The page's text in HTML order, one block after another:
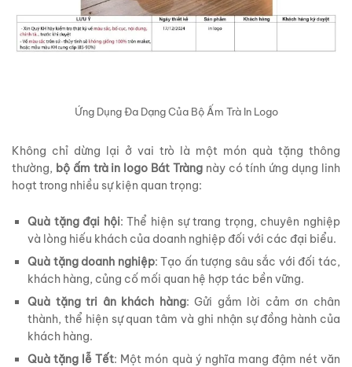
Ứng Dụng Đa Dạng Của Bộ Ấm Trà In Logo
Không chỉ dừng lại ở vai trò là một món quà tặng thông
thường, bộ ấm trà in logo Bát Tràngnày có tính ứng dụng linh
hoạt trong nhiều sự kiện quan trọng:
Quà tặng đại hội: Thể hiện sự trang trọng, chuyên nghiệp
và lòng hiếu khách của doanh nghiệp đối với các đại biểu.
Quà tặng doanh nghiệp: Tạo ấn tượng sâu sắc với đối tác,
khách hàng, củng cố mối quan hệ hợp tác bền vững.
Quà tặng tri ân khách hàng: Gửi gắm lời cảm ơn chân
thành, thể hiện sự quan tâm và ghi nhận sự đồng hành của
khách hàng.
Quà tặng lễ Tết: Một món quà ý nghĩa mang đậm nét văn